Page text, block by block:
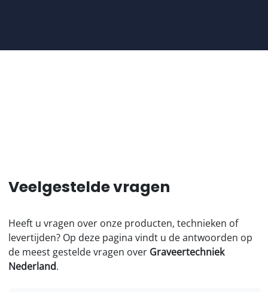
Veelgestelde vragen
Heeft u vragen over onze producten, technieken of
levertijden? Op deze pagina vindt u de antwoorden op
de meest gestelde vragen over Graveertechniek
Nederland.